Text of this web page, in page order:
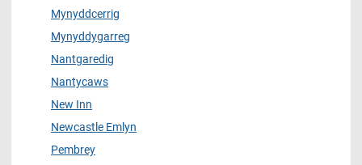
Mynyddcerrig
Mynyddygarreg
Nantgaredig
Nantycaws
New Inn
Newcastle Emlyn
Pembrey